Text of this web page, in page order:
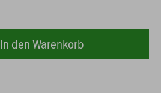
In den Warenkorb